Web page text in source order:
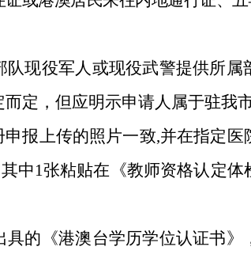
现役军人或现役武警提供所属
定，但应明示申请人属于驻我市
报上传的照片一致,并在指定医
中1张粘贴在《教师资格认定体
的《港澳台学历学位认证书》